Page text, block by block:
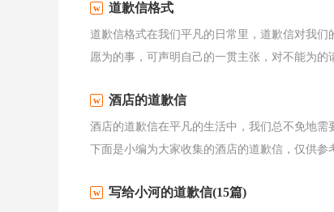
道歉信格式
道歉信格式在我们平凡的日常里，道歉信对我
愿为的事，可声明自己的一贯主张，对不能为的
酒店的道歉信
酒店的道歉信在平凡的生活中，我们总不免地
下面是小编为大家收集的酒店的道歉信，仅供参
写给小河的道歉信(15篇)